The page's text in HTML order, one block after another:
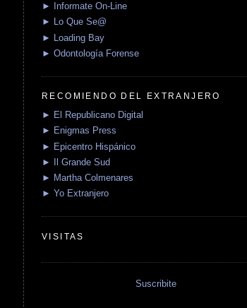
► Informate On-Line
► Lo Que Se@
► Loading Bay
► Odontología Forense
RECOMIENDO DEL EXTRANJERO
► El Republicano Digital
► Enigmas Press
► Epicentro Hispánico
► Il Grande Sud
► Martha Colmenares
► Yo Extranjero
VISITAS
Suscribite